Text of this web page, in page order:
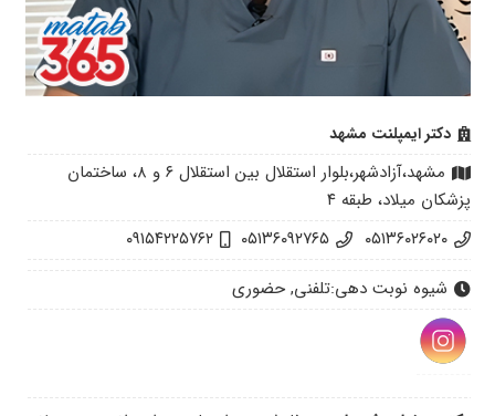
دکتر ایمپلنت مشهد
مشهد،آزادشهر،بلوار استقلال بین استقلال ۶ و ۸، ساختمان
پزشکان میلاد، طبقه ۴
۰۵۱۳۶۰۲۶۰۲۰
۰۵۱۳۶۰۹۲۷۶۵
۰۹۱۵۴۲۲۵۷۶۲
شیوه نوبت دهی:تلفنی, حضوری